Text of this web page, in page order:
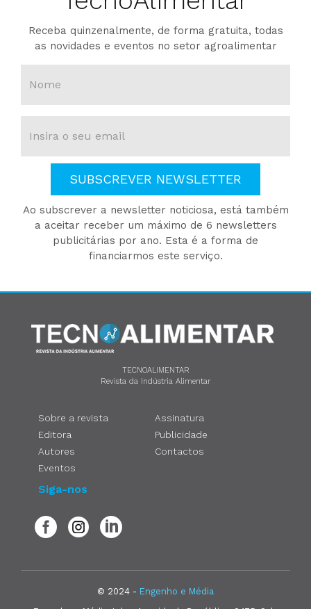
Receba quinzenalmente, de forma gratuita, todas
as novidades e eventos no setor agroalimentar
SUBSCREVER NEWSLETTER
Ao subscrever a newsletter noticiosa, está também
a aceitar receber um máximo de 6 newsletters
publicitárias por ano. Esta é a forma de
financiarmos este serviço.
TECNOALIMENTAR
Revista da Indústria Alimentar
Sobre a revista
Editora
Autores
Eventos
Assinatura
Publicidade
Contactos
Siga-nos
© 2024 - Engenho e Média